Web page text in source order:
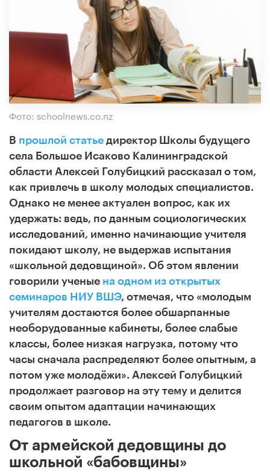
Фото: schoolnews.co.nz
В прошлой статье директор Школы будущего
села Большое Исаково Калининградской
области Алексей Голубицкий рассказал о том,
как привлечь в школу молодых специалистов.
Однако не менее актуален вопрос, как их
удержать: ведь, по данным социологических
исследований, именно начинающие учителя
покидают школу, не выдержав испытания
«школьной дедовщиной». Об этом явлении
говорили ученые на одном из открытых
семинаров НИУ ВШЭ, отмечая, что «молодым
учителям достаются более обшарпанные
необорудованные кабинеты, более слабые
классы, более низкая нагрузка, потому что
часы сначала распределяют более опытным, а
потом уже молодёжи». Алексей Голубицкий
продолжает разговор на эту тему и делится
своим опытом адаптации начинающих
педагогов в школе.
От армейской дедовщины до
школьной «бабовщины»